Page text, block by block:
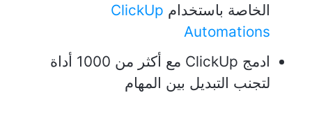
الخاصة باستخدام ClickUp
Automations
ادمج ClickUp مع أكثر من 1000 أداة
لتجنب التبديل بين المهام